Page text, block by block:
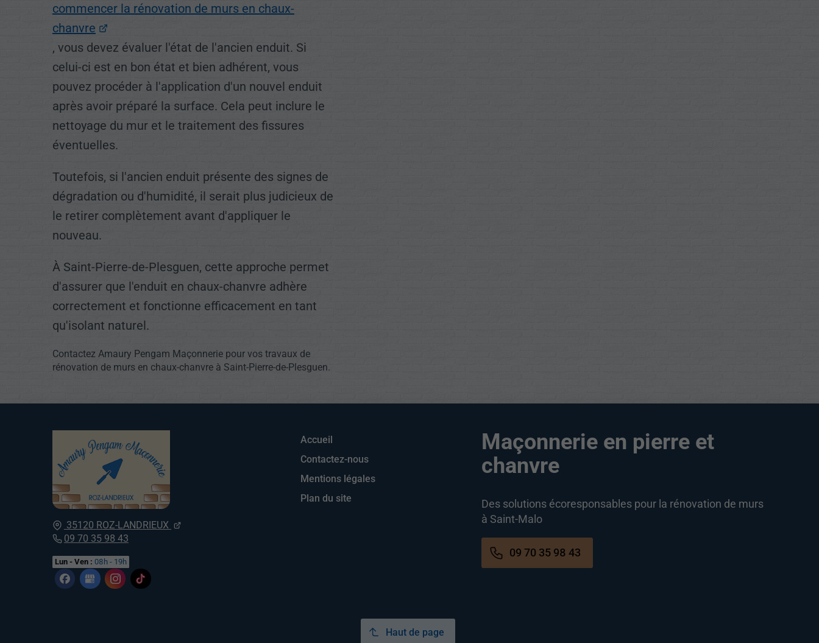
commencer la rénovation de murs en chaux-
chanvre
, vous devez évaluer l'état de l'ancien enduit. Si
celui-ci est en bon état et bien adhérent, vous
pouvez procéder à l'application d'un nouvel enduit
après avoir préparé la surface. Cela peut inclure le
nettoyage du mur et le traitement des fissures
éventuelles.
Toutefois, si l'ancien enduit présente des signes de
dégradation ou d'humidité, il serait plus judicieux de
le retirer complètement avant d'appliquer le
nouveau.
À Saint-Pierre-de-Plesguen, cette approche permet
d'assurer que l'enduit en chaux-chanvre adhère
correctement et fonctionne efficacement en tant
qu'isolant naturel.
Contactez Amaury Pengam Maçonnerie pour vos travaux de
rénovation de murs en chaux-chanvre à Saint-Pierre-de-Plesguen.
35120 ROZ-LANDRIEUX
09 70 35 98 43
Lun - Ven : 08h - 19h
Accueil
Contactez-nous
Mentions légales
Plan du site
Maçonnerie en pierre et
chanvre
Des solutions écoresponsables pour la rénovation de murs
à Saint-Malo
09 70 35 98 43
Haut de page